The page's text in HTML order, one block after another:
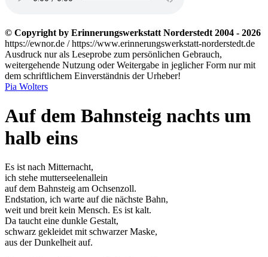
© Copyright by Erinnerungswerkstatt Norderstedt 2004 - 2026
https://ewnor.de / https://www.erinnerungswerkstatt-norderstedt.de
Ausdruck nur als Leseprobe zum persönlichen Gebrauch,
weitergehende Nutzung oder Weitergabe in jeglicher Form nur mit
dem schriftlichem Einverständnis der Urheber!
Pia Wolters
Auf dem Bahnsteig nachts um
halb eins
Es ist nach Mitternacht,
ich stehe mutterseelenallein
auf dem Bahnsteig am Ochsenzoll.
Endstation, ich warte auf die nächste Bahn,
weit und breit kein Mensch. Es ist kalt.
Da taucht eine dunkle Gestalt,
schwarz gekleidet mit schwarzer Maske,
aus der Dunkelheit auf.